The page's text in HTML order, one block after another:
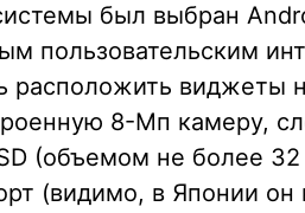
был выбран
пользовательским
расположить виджеты
8-Мп камеру,
(объемом не более
(видимо, в Японии